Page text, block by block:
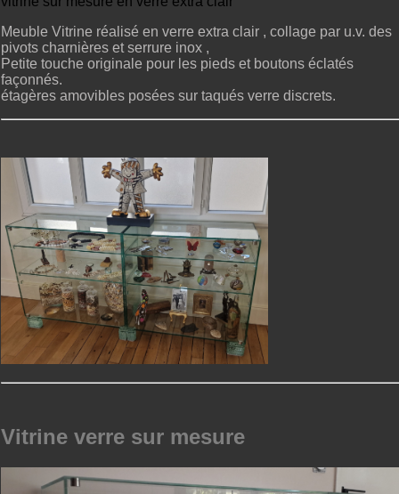
Meuble Vitrine réalisé en verre extra clair , collage par u.v. des
pivots charnières et serrure inox ,
Petite touche originale pour les pieds et boutons éclatés
façonnés.
étagères amovibles posées sur taqués verre discrets.
Vitrine verre sur mesure